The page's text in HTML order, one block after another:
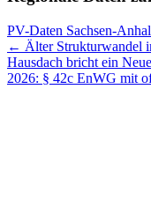
PV-Daten Sachsen-
← Älter Strukturwandel
Hausdach bricht ein
2026: § 42c EnWG mit